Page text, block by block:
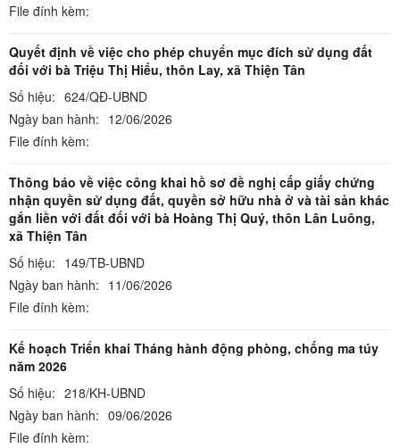
File đính kèm:
Quyết định về việc cho phép chuyển mục đích sử dụng đất
đối với bà Triệu Thị Hiếu, thôn Lay, xã Thiện Tân
Số hiệu: 624/QĐ-UBND
Ngày ban hành: 12/06/2026
File đính kèm:
Thông báo về việc công khai hồ sơ đề nghị cấp giấy chứng
nhận quyền sử dụng đất, quyền sở hữu nhà ở và tài sản khác
gắn liền với đất đối với bà Hoàng Thị Quý, thôn Lân Luông,
xã Thiện Tân
Số hiệu: 149/TB-UBND
Ngày ban hành: 11/06/2026
File đính kèm:
Kế hoạch Triển khai Tháng hành động phòng, chống ma túy
năm 2026
Số hiệu: 218/KH-UBND
Ngày ban hành: 09/06/2026
File đính kèm: